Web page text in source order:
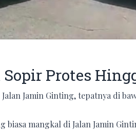
Sopir Protes
Jamin Ginting, tepatnya di
biasa mangkal di Jalan Jamin